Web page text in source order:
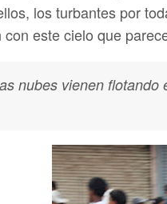
los turbantes por
este cielo que
nubes vienen flotando